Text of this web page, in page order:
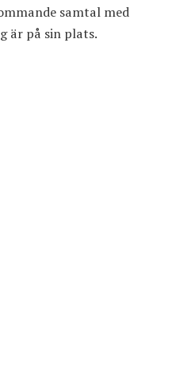
samtal med
är på sin plats.